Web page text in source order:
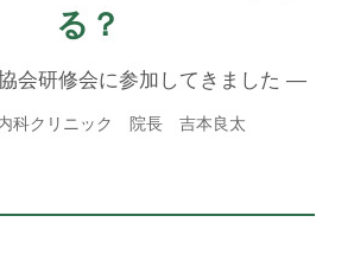
る？
会研修会に参加してきました ―
科クリニック 院長 吉本良太